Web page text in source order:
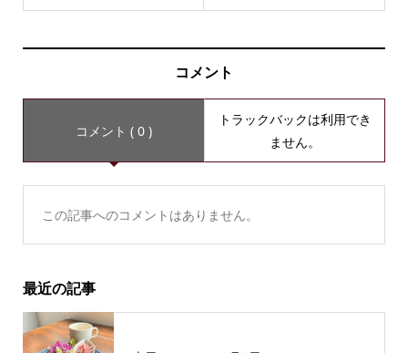
コメント
コメント ( 0 )
トラックバックは利用でき
ません。
この記事へのコメントはありません。
最近の記事